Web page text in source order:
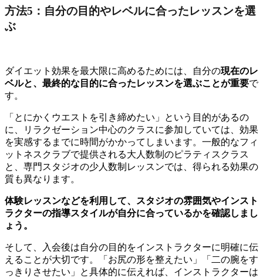
方法5：自分の目的やレベルに合ったレッスンを選
ぶ
ダイエット効果を最大限に高めるためには、自分の現在のレ
ベルと、最終的な目的に合ったレッスンを選ぶことが重要で
す。
「とにかくウエストを引き締めたい」という目的があるの
に、リラクゼーション中心のクラスに参加していては、効果
を実感するまでに時間がかかってしまいます。一般的なフィ
ットネスクラブで提供される大人数制のピラティスクラス
と、専門スタジオの少人数制レッスンでは、得られる効果の
質も異なります。
体験レッスンなどを利用して、スタジオの雰囲気やインスト
ラクターの指導スタイルが自分に合っているかを確認しまし
ょう。
そして、入会後は自分の目的をインストラクターに明確に伝
えることが大切です。「お尻の形を整えたい」「二の腕をす
っきりさせたい」と具体的に伝えれば、インストラクターは